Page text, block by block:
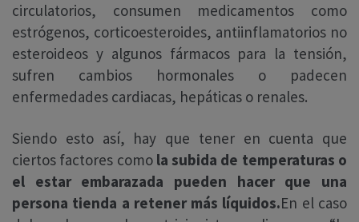
circulatorios, consumen medicamentos como
estrógenos, corticoesteroides, antiinflamatorios no
esteroideos y algunos fármacos para la tensión,
sufren cambios hormonales o padecen
enfermedades cardiacas, hepáticas o renales.
Siendo esto así, hay que tener en cuenta que
ciertos factores como la subida de temperaturas o
el estar embarazada pueden hacer que una
persona tienda a retener más líquidos.En el caso